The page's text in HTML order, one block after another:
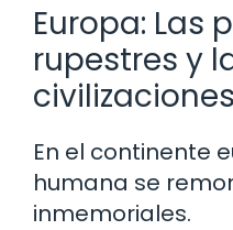
Europa: Las
rupestres y
civilizaciones
En el continente
humana se
inmemoriales.